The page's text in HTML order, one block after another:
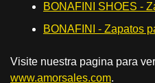
BONAFINI SHOES -
BONAFINI - Zapatos
Visite nuestra pagina para
www.amorsales.com.